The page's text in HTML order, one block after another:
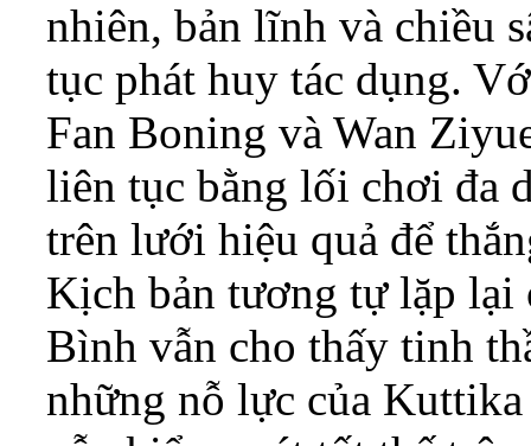
nhiên, bản lĩnh và chiều
tục phát huy tác dụng.
Fan Boning và Wan
liên tục bằng lối chơi đa
trên lưới hiệu quả để
Kịch bản tương tự lặp
Bình vẫn cho thấy tinh
những nỗ lực của